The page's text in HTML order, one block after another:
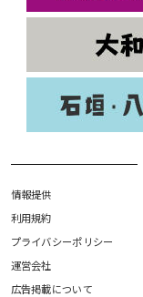
情報提供
利用規約
プライバシーポリシー
運営会社
広告掲載について